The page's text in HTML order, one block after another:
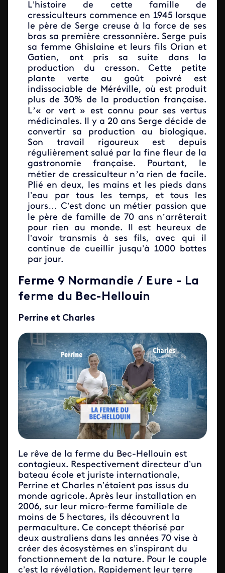
L’histoire de cette famille de
cressiculteurs commence en 1945 lorsque
le père de Serge creuse à la force de ses
bras sa première cressonnière. Serge puis
sa femme Ghislaine et leurs fils Orian et
Gatien, ont pris sa suite dans la
production du cresson. Cette petite
plante verte au goût poivré est
indissociable de Méréville, où est produit
plus de 30% de la production française.
L’« or vert » est connu pour ses vertus
médicinales. Il y a 20 ans Serge décide de
convertir sa production au biologique.
Son travail rigoureux est depuis
régulièrement salué par la fine fleur de la
gastronomie française. Pourtant, le
métier de cressiculteur n’a rien de facile.
Plié en deux, les mains et les pieds dans
l’eau par tous les temps, et tous les
jours… C’est donc un métier passion que
le père de famille de 70 ans n’arrêterait
pour rien au monde. Il est heureux de
l’avoir transmis à ses fils, avec qui il
continue de cueillir jusqu’à 1000 bottes
par jour.
Ferme 9 Normandie / Eure - La
ferme du Bec-Hellouin
Perrine et Charles
Le rêve de la ferme du Bec-Hellouin est
contagieux. Respectivement directeur d’un
bateau école et juriste internationale,
Perrine et Charles n’étaient pas issus du
monde agricole. Après leur installation en
2006, sur leur micro-ferme familiale de
moins de 5 hectares, ils découvrent la
permaculture. Ce concept théorisé par
deux australiens dans les années 70 vise à
créer des écosystèmes en s’inspirant du
fonctionnement de la nature. Pour le couple
c’est la révélation. Rapidement leur terre